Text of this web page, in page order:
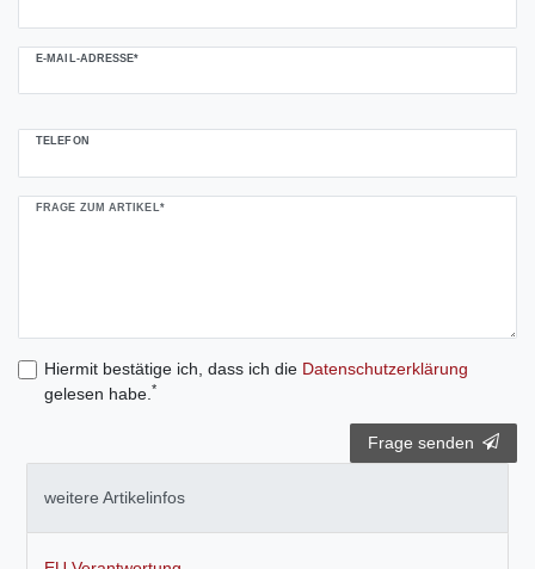
E-MAIL-ADRESSE*
TELEFON
FRAGE ZUM ARTIKEL*
Hiermit bestätige ich, dass ich die Daten­schutz­erklärung
gelesen habe. *
Frage senden
weitere Artikelinfos